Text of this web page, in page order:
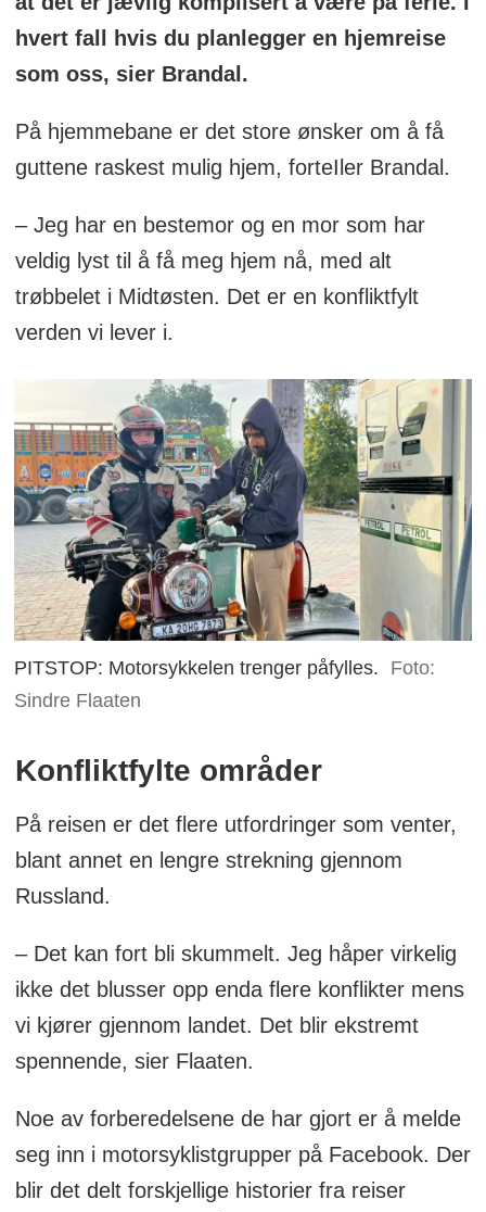
hvert fall hvis du planlegger en hjemreise
som oss, sier Brandal.
På hjemmebane er det store ønsker om å få
guttene raskest mulig hjem, forteIler Brandal.
– Jeg har en bestemor og en mor som har
veldig lyst til å få meg hjem nå, med alt
trøbbelet i Midtøsten. Det er en konfliktfylt
verden vi lever i.
PITSTOP: Motorsykkelen trenger påfylles.
Foto:
Sindre Flaaten
Konfliktfylte områder
På reisen er det flere utfordringer som venter,
blant annet en lengre strekning gjennom
Russland.
– Det kan fort bli skummelt. Jeg håper virkelig
ikke det blusser opp enda flere konflikter mens
vi kjører gjennom landet. Det blir ekstremt
spennende, sier Flaaten.
Noe av forberedelsene de har gjort er å melde
seg inn i motorsyklistgrupper på Facebook. Der
blir det delt forskjellige historier fra reiser